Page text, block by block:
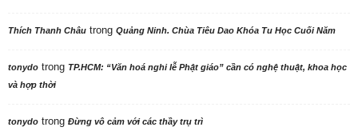
Thích Thanh Châu trong Quảng Ninh. Chùa Tiêu Dao Khóa Tu Học Cuối Năm
tonydo trong TP.HCM: “Văn hoá nghi lễ Phật giáo” cần có nghệ thuật, khoa học
và hợp thời
tonydo trong Đừng vô cảm với các thầy trụ trì